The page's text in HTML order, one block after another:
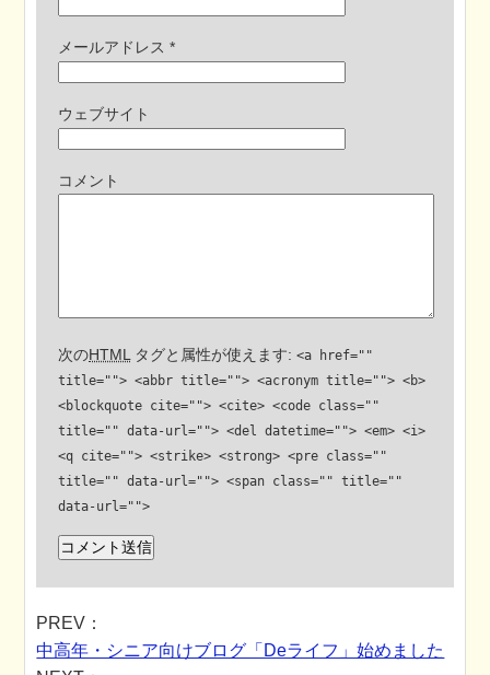
メールアドレス*
ウェブサイト
コメント
次のHTML タグと属性が使えます:<a href=""
title=""> <abbr title=""> <acronym title=""> <b>
<blockquote cite=""> <cite> <code class=""
title="" data-url=""> <del datetime=""> <em> <i>
<q cite=""> <strike> <strong> <pre class=""
title="" data-url=""> <span class="" title=""
data-url="">
PREV：
中高年・シニア向けブログ「Deライフ」始めました